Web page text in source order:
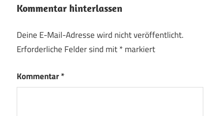
Kommentar hinterlassen
Deine E-Mail-Adresse wird nicht veröffentlicht.
Erforderliche Felder sind mit*markiert
Kommentar*